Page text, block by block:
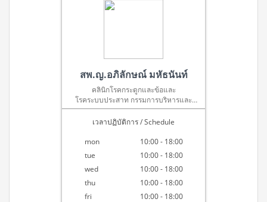
สพ.ญ.อภิลักษณ์ มหัธนันท์
คลินิกโรคกระดูกและข้อและ
โรคระบบประสาท กรรมการบริหารและ
ประธานแพทย์ ศูนย์กายภาพและผิวหนัง
สัตว์เลี้ยง
เวลาปฏิบัติการ / Schedule
mon
10:00 - 18:00
tue
10:00 - 18:00
wed
10:00 - 18:00
thu
10:00 - 18:00
fri
10:00 - 18:00